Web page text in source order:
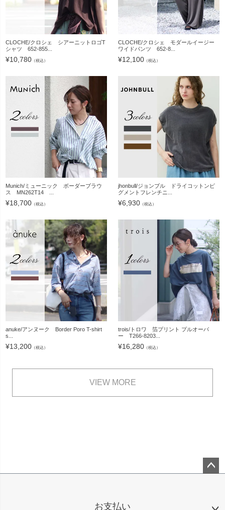
CLOCHE/クロシェ シアーニットロゴT
シャツ 652-855...
¥10,780 （税込）
CLOCHE/クロシェ モダールイージー
ワイドパンツ 652-8...
¥12,100 （税込）
Munich/ミューニック ボーダーブラウ
ス MN262T14 ...
¥18,700 （税込）
jhonbull/ジョンブル ドライコットンピ
グメントフレンチニ...
¥6,930 （税込）
anuke/アンヌーク Border Poro T-shirt
s...
¥13,200 （税込）
trois/トロワ 箔プリント プルオーバ
ー T266-8203...
¥16,280 （税込）
VIEW MORE
お支払い